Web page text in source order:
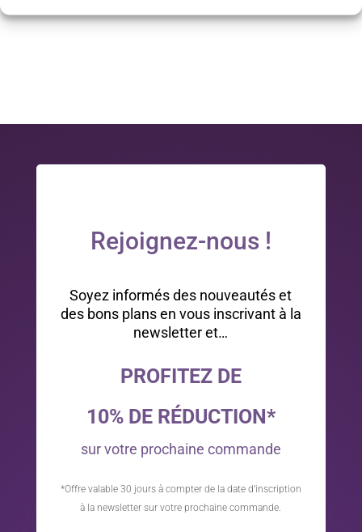
Rejoignez-nous !
Soyez informés des nouveautés et
des bons plans en vous inscrivant à la
newsletter et…
PROFITEZ DE
10% DE RÉDUCTION*
sur votre prochaine commande
*Offre valable 30 jours à compter de la date d’inscription
à la newsletter sur votre prochaine commande.